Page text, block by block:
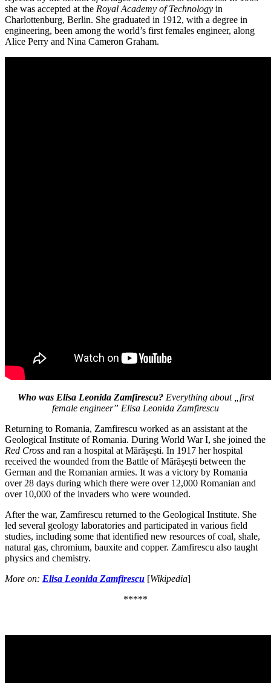
she was accepted at the Royal Academy of Technology in
Charlottenburg, Berlin. She graduated in 1912, with a degree in
engineering, been among the world’s first females engineer, along
Alice Perry and Nina Cameron Graham.
Who was Elisa Leonida Zamfirescu?Everything about „first
female engineer” Elisa Leonida Zamfirescu
Returning to Romania, Zamfirescu worked as an assistant at the
Geological Institute of Romania. During World War I, she joined the
Red Cross and ran a hospital at Mărășești. In 1917 her hospital
received the wounded from the Battle of Mărășești between the
German and the Romanian armies. It was a victory by Romania
over 28 days during which there were over 12,000 Romanian and
over 10,000 of the invaders who were wounded.
After the war, Zamfirescu returned to the Geological Institute. She
led several geology laboratories and participated in various field
studies, including some that identified new resources of coal, shale,
natural gas, chromium, bauxite and copper. Zamfirescu also taught
physics and chemistry.
More on: Elisa Leonida Zamfirescu [Wikipedia]
*****